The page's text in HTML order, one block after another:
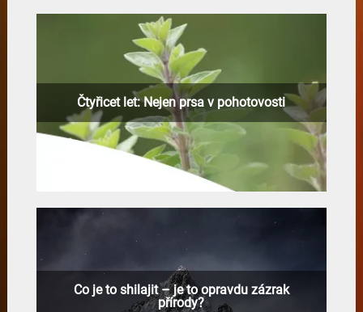
Čtyřicet let: Nejen prsa v pohotovosti
Co je to shilajit – je to opravdu zázrak
přírody?